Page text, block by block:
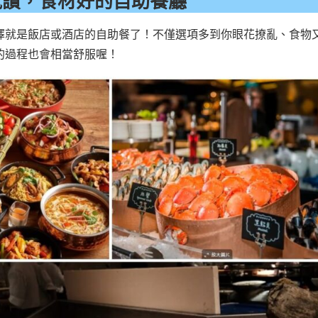
就是飯店或酒店的自助餐了！不僅選項多到你眼花撩亂、食物
程也會相當舒服喔！